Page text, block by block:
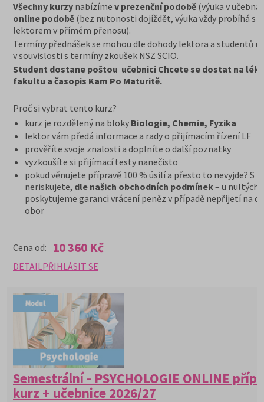
Všechny kurzy nabízíme v prezenční podobě (výuka v
online podobě (bez nutonosti dojíždět, výuka vždy probíhá s
lektorem v přímém přenosu).
Termíny přednášek se mohou dle dohody lektora a studentů
v souvislosti s termíny zkoušek NSZ SCIO.
Student dostane poštou učebnici Chcete se dostat na
fakultu a časopis Kam Po Maturitě.
Proč si vybrat tento kurz?
kurz je rozdělený na bloky Biologie, Chemie, Fyzika
lektor vám předá informace a rady o přijímacím řízení LF
prověříte svoje znalosti a doplníte o další poznatky
vyzkoušíte si přijímací testy nanečisto
pokud věnujete přípravě 100 % úsilí a přesto to nevyjde? S
neriskujete, dle našich obchodních podmínek– u nultých
poskytujeme garanci vrácení peněz v případě nepřijetí na
obor
Cena od: 10 360 Kč
DETAILPŘIHLÁSIT SE
Semestrální - PSYCHOLOGIE ONLINE
kurz + učebnice 2026/27